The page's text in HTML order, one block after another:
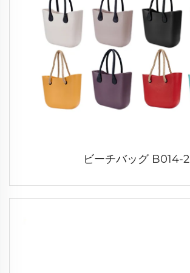
ビーチバッグ B014-2